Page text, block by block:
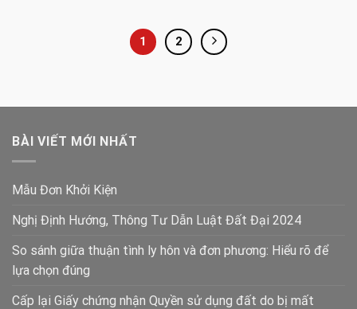
1 2
BÀI VIẾT MỚI NHẤT
Mẫu Đơn Khởi Kiện
Nghị Định Hướng, Thông Tư Dẫn Luật Đất Đại 2024
So sánh giữa thuận tình ly hôn và đơn phương: Hiểu rõ để
lựa chọn đúng
Cấp lại Giấy chứng nhận Quyền sử dụng đất do bị mất